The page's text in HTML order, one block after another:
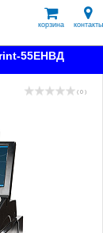
корзина контакты
55ЕНВД
( 0 )